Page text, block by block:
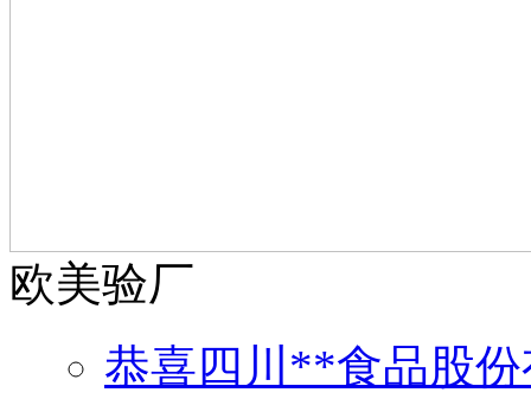
欧美验厂
恭喜四川**食品股